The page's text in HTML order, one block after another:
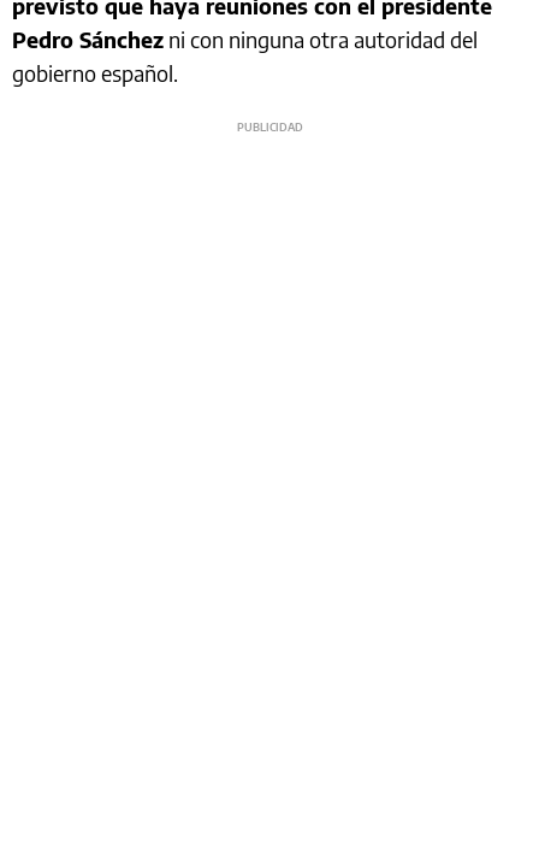
previsto que haya reuniones con el presidente
Pedro Sánchez ni con ninguna otra autoridad del
gobierno español.